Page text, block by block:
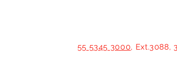
55 5345 3000, Ext.3088,